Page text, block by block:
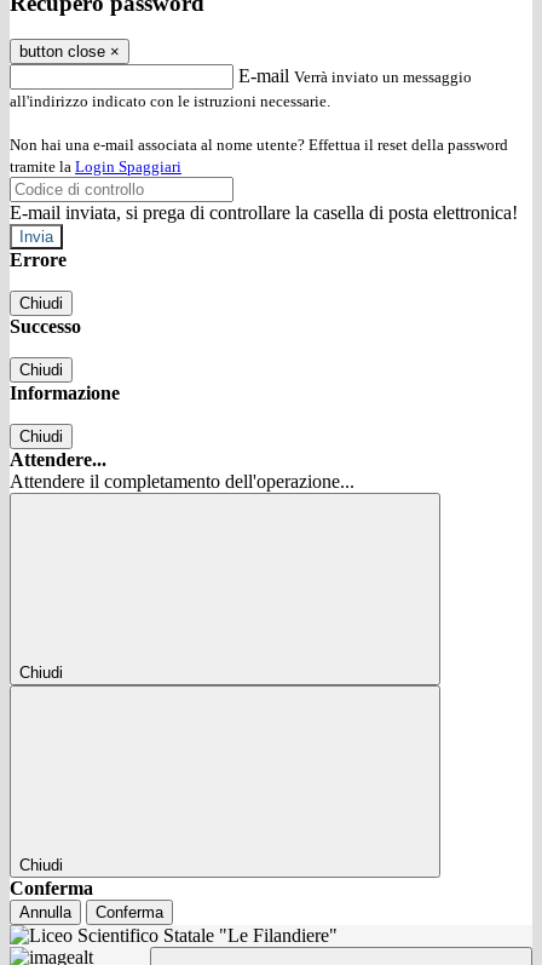
button close ×
E-mail Verrà inviato un messaggio
all'indirizzo indicato con le istruzioni necessarie.
Non hai una e-mail associata al nome utente? Effettua il reset della password
tramite la Login Spaggiari
E-mail inviata, si prega di controllare la casella di posta elettronica!
Errore
Chiudi
Successo
Chiudi
Informazione
Chiudi
Attendere...
Attendere il completamento dell'operazione...
Chiudi
Chiudi
Conferma
Annulla Conferma